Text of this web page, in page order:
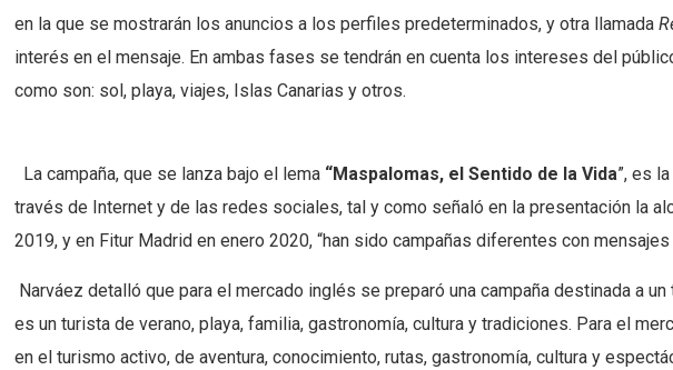
en la que se mostrarán los anuncios a los perfiles predeterminados, y otra llamada
interés en el mensaje. En ambas fases se tendrán en cuenta los intereses del
como son: sol, playa, viajes, Islas Canarias y otros.
La campaña, que se lanza bajo el lema “Maspalomas, el Sentido de la Vida”, es
través de Internet y de las redes sociales, tal y como señaló en la presentación la
2019, y en Fitur Madrid en enero 2020, “han sido campañas diferentes con
Narváez detalló que para el mercado inglés se preparó una campaña destinada a
es un turista de verano, playa, familia, gastronomía, cultura y tradiciones. Para el
en el turismo activo, de aventura, conocimiento, rutas, gastronomía, cultura y